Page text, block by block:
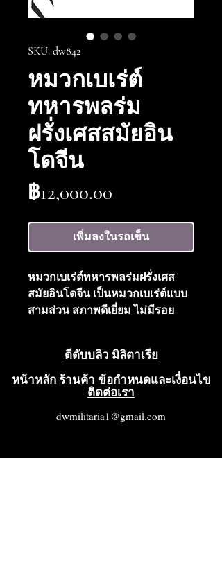
SKU: dw842
หมวกเบเร่ต์
ทหารพลร่ม
ฝรั่งเศสสมัยอิน
โดจีน
฿12,000.00
เพิ่มลงในรถเข็น
หมวกเบเร่ต์ทหารพลร่มฝรั่งเศส
สมัยอินโดจีน เป็นหมวกเบเร่ต์แบบ
สามส่วน สภาพดีเยี่ยม ไม่มีรอย
สัญลักษณ์พลร่มก็อยู่ในสภาพดีมาก
เช่นกัน มีเพียงรอยหมองเล็กน้อย
สภาพดีเยี่ยมมาก (VG++++) หมวกเบ
เร่ต์ใบนี้เคยเป็นส่วนหนึ่งของคอล
ดีดับบลิว มิลิตาเรีย
หน้าหลัก ร้านค้า ข้อกำหนดและเงื่อนไข
ติดต่อเรา
dwmilitaria1@gmail.com